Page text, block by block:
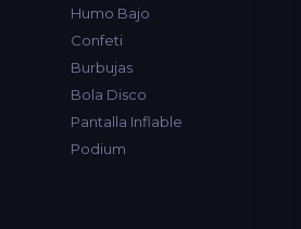
Humo Bajo
Confeti
Burbujas
Bola Disco
Pantalla Inflable
Podium